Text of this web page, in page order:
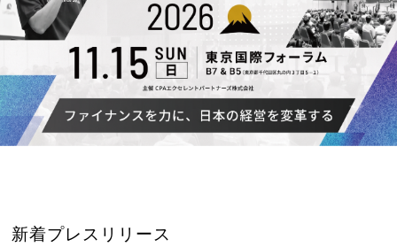
新着プレスリリース